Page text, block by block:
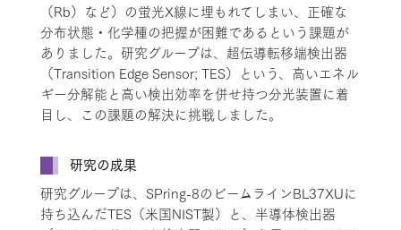
（Rb）など）の蛍光X線に埋もれてしまい、正確な
分布状態・化学種の把握が困難であるという課題が
ありました。研究グループは、超伝導転移端検出器
（Transition Edge Sensor; TES）という、高いエネル
ギー分解能と高い検出効率を併せ持つ分光装置に着
目し、この課題の解決に挑戦しました。
研究の成果
研究グループは、SPring-8のビームラインBL37XUに
持ち込んだTES（米国NIST製）と、半導体検出器